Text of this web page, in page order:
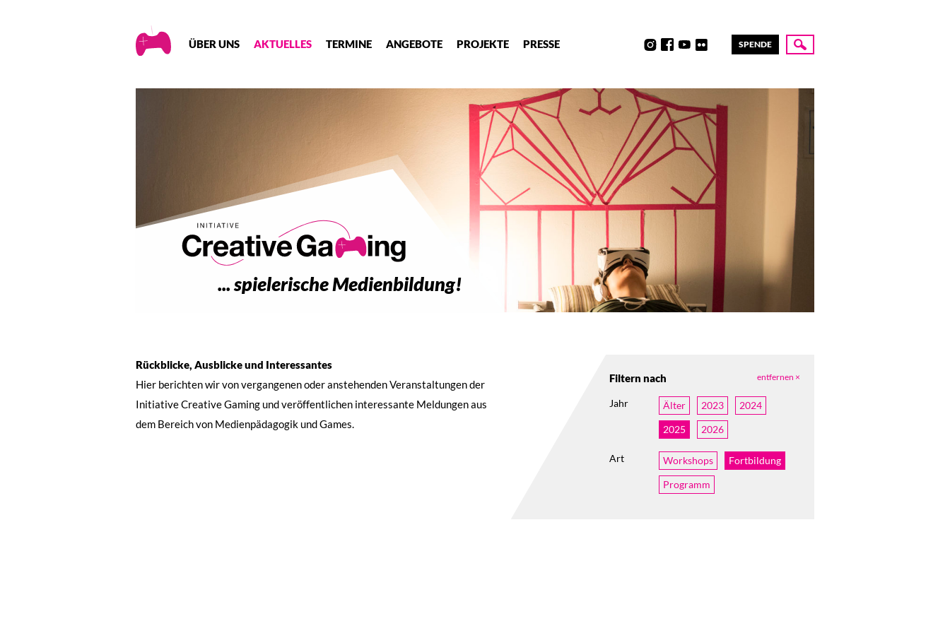
Creative
Gaming
ÜBER UNS AKTUELLES TERMINE ANGEBOTE PROJEKTE PRESSE SPENDE
Suche
... spielerische Medienbildung!
Rückblicke, Ausblicke und Interessantes
Hier berichten wir von vergangenen oder anstehenden Veranstaltungen der
Initiative Creative Gaming und veröffentlichen interessante Meldungen aus
dem Bereich von Medienpädagogik und Games.
Filtern nach entfernen ×
Jahr Älter 2023
2024
2025
2026
Art Workshops
Fortbildung
Programm